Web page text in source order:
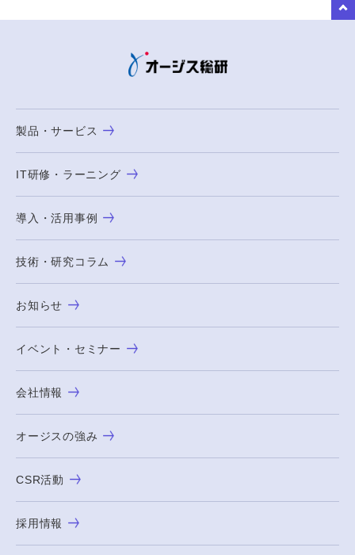
製品・サービス
IT研修・ラーニング
導入・活用事例
技術・研究コラム
お知らせ
イベント・セミナー
会社情報
オージスの強み
CSR活動
採用情報